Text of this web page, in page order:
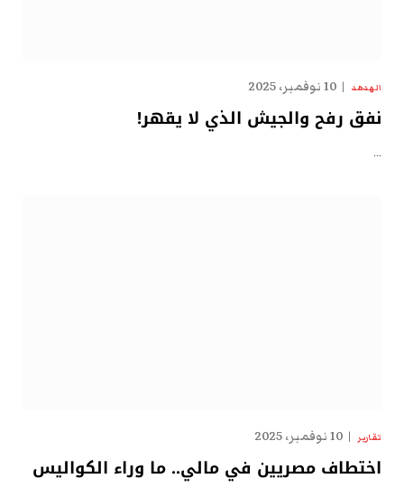
الهدهد 10 نوفمبر، 2025
نفق رفح والجيش الذي لا يقهر!
…
تقارير 10 نوفمبر، 2025
اختطاف مصريين في مالي.. ما وراء الكواليس